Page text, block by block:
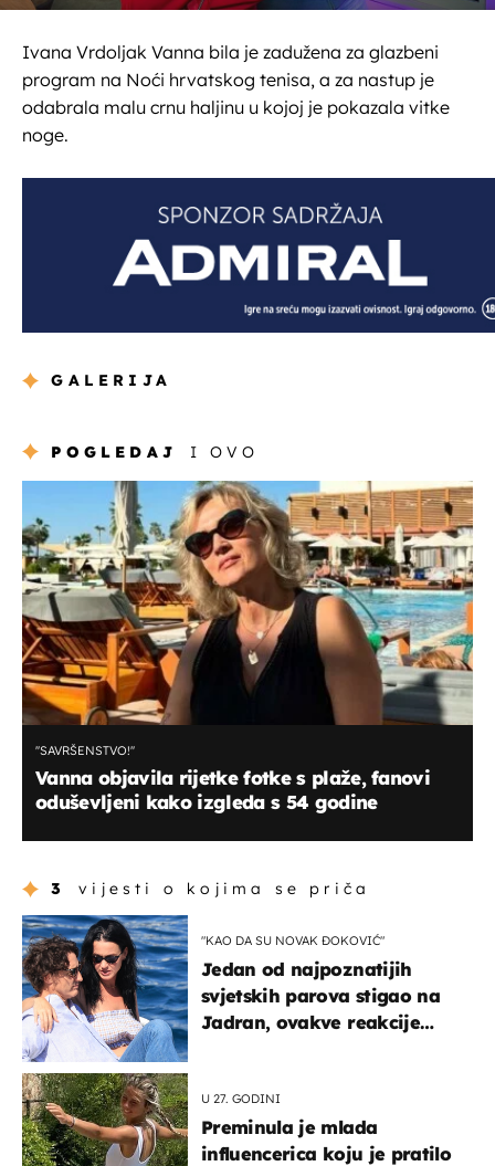
Ivana Vrdoljak Vanna bila je zadužena za glazbeni
program na Noći hrvatskog tenisa, a za nastup je
odabrala malu crnu haljinu u kojoj je pokazala vitke
noge.
GALERIJA
POGLEDAJ I OVO
''SAVRŠENSTVO!''
Vanna objavila rijetke fotke s plaže, fanovi
oduševljeni kako izgleda s 54 godine
3 vijesti o kojima se priča
"KAO DA SU NOVAK ĐOKOVIĆ"
Jedan od najpoznatijih
svjetskih parova stigao na
Jadran, ovakve reakcije
U 27. GODINI
Preminula je mlada
influencerica koju je pratilo